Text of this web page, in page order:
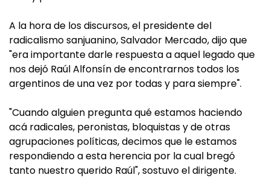
A la hora de los discursos, el presidente del
radicalismo sanjuanino, Salvador Mercado, dijo que
"era importante darle respuesta a aquel legado que
nos dejó Raúl Alfonsín de encontrarnos todos los
argentinos de una vez por todas y para siempre".
"Cuando alguien pregunta qué estamos haciendo
acá radicales, peronistas, bloquistas y de otras
agrupaciones políticas, decimos que le estamos
respondiendo a esta herencia por la cual bregó
tanto nuestro querido Raúl", sostuvo el dirigente.